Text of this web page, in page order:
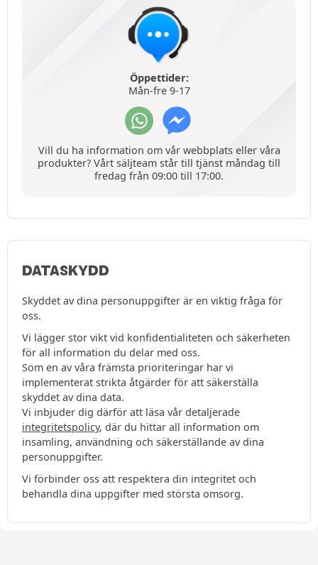
Öppettider:
Mån-fre 9-17
Vill du ha information om vår webbplats eller våra
produkter? Vårt säljteam står till tjänst måndag till
fredag från 09:00 till 17:00.
DATASKYDD
Skyddet av dina personuppgifter är en viktig fråga för
oss.
Vi lägger stor vikt vid konfidentialiteten och säkerheten
för all information du delar med oss.
Som en av våra främsta prioriteringar har vi
implementerat strikta åtgärder för att säkerställa
skyddet av dina data.
Vi inbjuder dig därför att läsa vår detaljerade
integritetspolicy, där du hittar all information om
insamling, användning och säkerställande av dina
personuppgifter.
Vi förbinder oss att respektera din integritet och
behandla dina uppgifter med största omsorg.